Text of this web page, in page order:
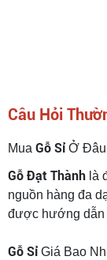
Câu Hỏi
Mua Gỗ SỉỞ Đâu
Gỗ Đạt Thành là
nguồn hàng đa
được hướng dẫn
Gỗ SỉGiá Bao